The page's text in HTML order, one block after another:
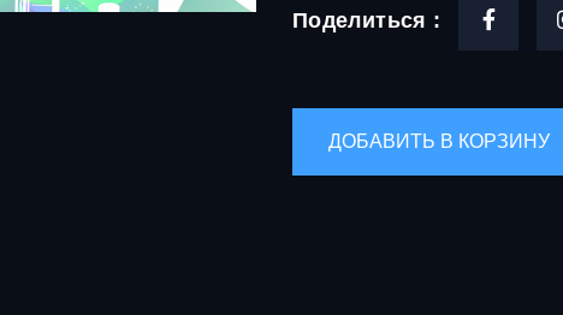
Поделиться :